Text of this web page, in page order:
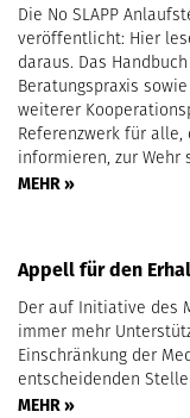
Die No SLAPP
veröffentlicht: Hier
daraus. Das
Beratungspraxis
weiterer
Referenzwerk für
informieren, zur
MEHR »
Appell für den
Der auf Initiative des
immer mehr
Einschränkung der
entscheidenden
MEHR »